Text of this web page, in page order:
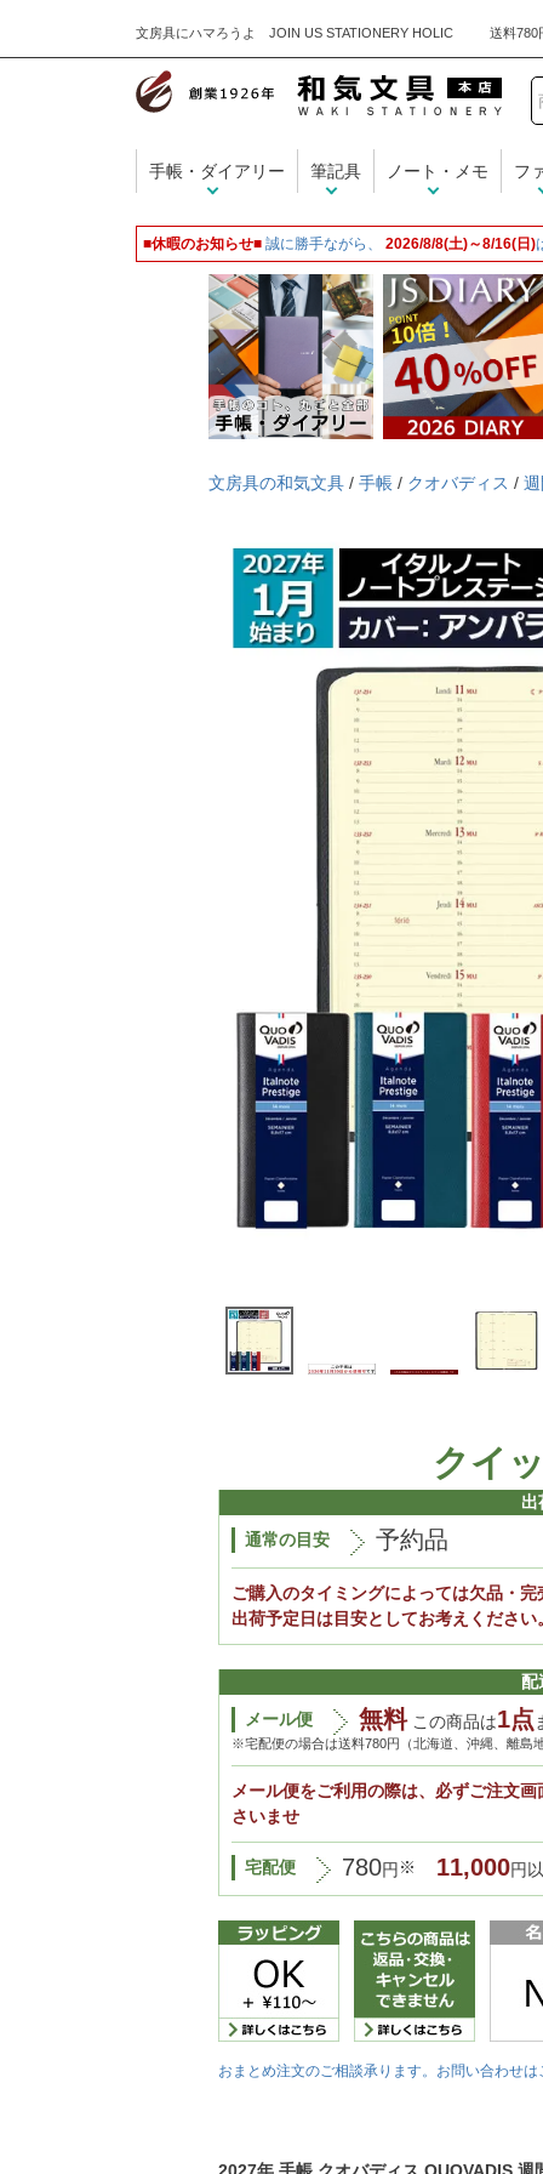
文房具にハマろうよ JOIN US STATIONERY HOLIC
手帳・ダイアリー 筆記具 ノート・メモ フ
■休暇のお知らせ■ 誠に勝手ながら、 2026/8/8(土)～8/16(日)
文房具の和気文具 / 手帳 / クオバディス /
クイ
出
通常の目安
予約品
ご購入のタイミングによっては欠品・
出荷予定日は目安としてお考えください
配
メール便
無料この商品は1点
※宅配便の場合は送料780円（北海道、沖縄、離島
メール便をご利用の際は、必ずご注文
さいませ
宅配便 780円 ※ 11,000円
おまとめ注文のご相談承ります。お問い合わせは